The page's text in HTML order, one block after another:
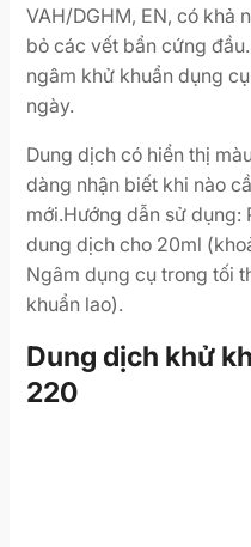
VAH/DGHM, EN, có khả
bỏ các vết bẩn cứng
ngâm khử khuẩn dụng
ngày.
Dung dịch có hiển thị
dàng nhận biết khi nào
mới.Hướng dẫn sử dụng:
dung dịch cho 20ml
Ngâm dụng cụ trong tối
khuẩn lao).
Dung dịch khử
220